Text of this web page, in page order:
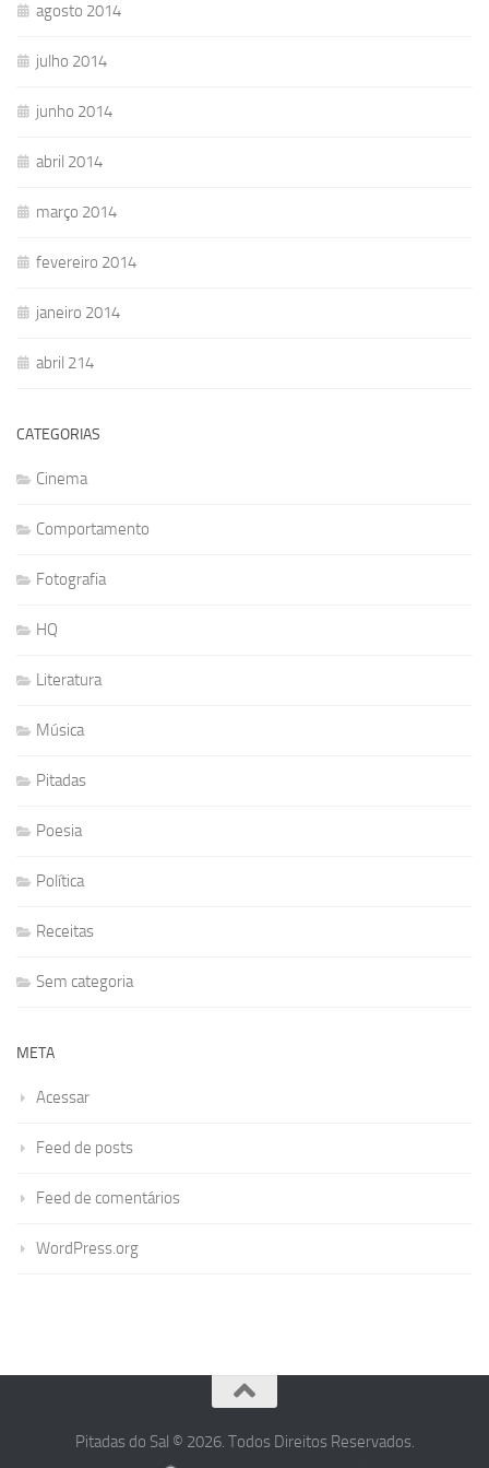
agosto 2014
julho 2014
junho 2014
abril 2014
março 2014
fevereiro 2014
janeiro 2014
abril 214
CATEGORIAS
Cinema
Comportamento
Fotografia
HQ
Literatura
Música
Pitadas
Poesia
Política
Receitas
Sem categoria
META
Acessar
Feed de posts
Feed de comentários
WordPress.org
Pitadas do Sal © 2026. Todos Direitos Reservados.